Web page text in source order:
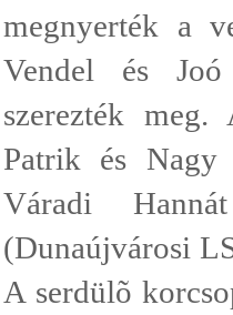
megnyerték a
Vendel és
szerezték meg.
Patrik és Nagy
Váradi
(Dunaújvárosi
A serdülõ